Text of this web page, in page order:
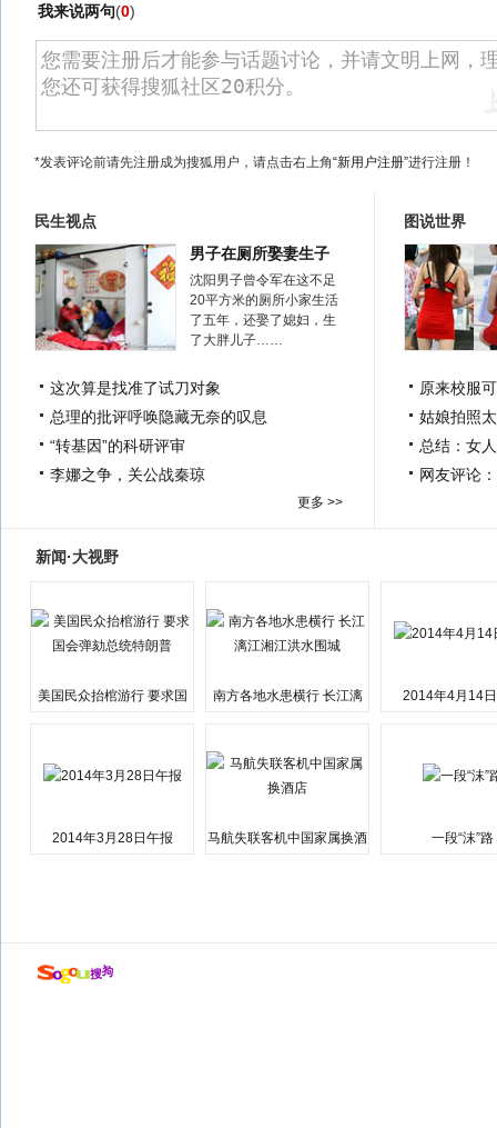
我来说两句(0)
*发表评论前请先注册成为搜狐用户，请点击右上角“新用户注册”进行注册！
民生视点
男子在厕所娶妻生子
沈阳男子曾令军在这不足
20平方米的厕所小家生活
了五年，还娶了媳妇，生
了大胖儿子……
这次算是找准了试刀对象
总理的批评呼唤隐藏无奈的叹息
“转基因”的科研评审
李娜之争，关公战秦琼
更多 >>
图说世界
原来校服
姑娘拍照
总结：女
网友评论
新闻·大视野
美国民众抬棺游行 要求国
南方各地水患横行 长江漓
2014年4月14
2014年3月28日午报
马航失联客机中国家属换酒
一段“沫”路